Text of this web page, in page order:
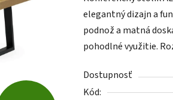
je
0,0
z
hviezdičiek.
elegantný dizajn a
podnož a matná
pohodlné využitie.
Dostupnosť
Kód: